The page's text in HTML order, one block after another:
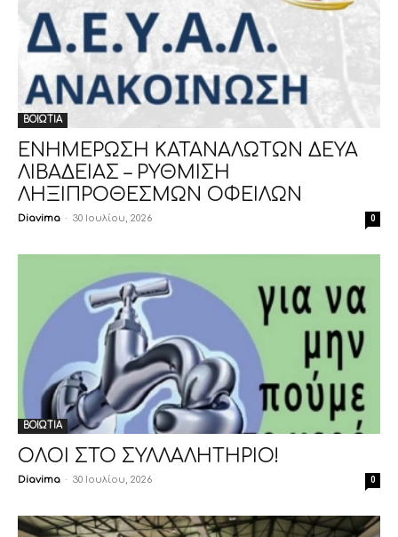
ΒΟΙΩΤΙΑ
ΕΝΗΜΕΡΩΣΗ ΚΑΤΑΝΑΛΩΤΩΝ ΔΕΥΑ
ΛΙΒΑΔΕΙΑΣ – ΡΥΘΜΙΣΗ
ΛΗΞΙΠΡΟΘΕΣΜΩΝ ΟΦΕΙΛΩΝ
Diavima - 30 Ιουλίου, 2026 0
ΒΟΙΩΤΙΑ
ΟΛΟΙ ΣΤΟ ΣΥΛΛΑΛΗΤΗΡΙΟ!
Diavima - 30 Ιουλίου, 2026 0